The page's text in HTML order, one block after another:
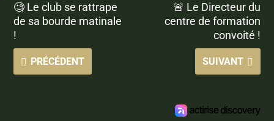
🧐 Le club se rattrape
de sa bourde matinale
!
PRÉCÉDENT
🚨 Le Directeur du
centre de formation
convoité !
SUIVANT